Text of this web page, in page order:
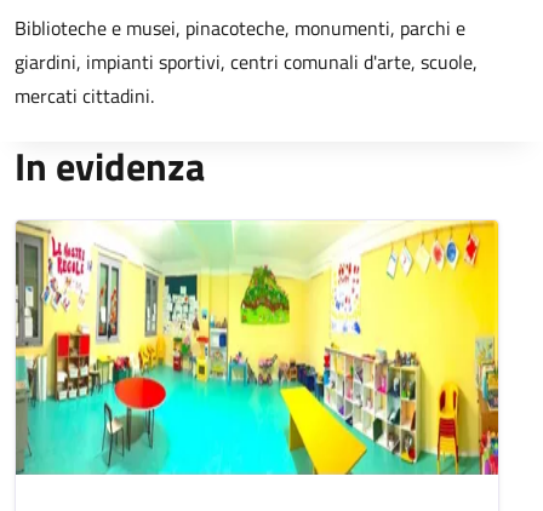
Biblioteche e musei, pinacoteche, monumenti, parchi e
giardini, impianti sportivi, centri comunali d'arte, scuole,
mercati cittadini.
In evidenza